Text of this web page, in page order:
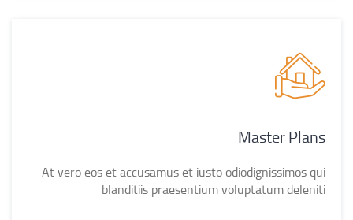
Master Plans
At vero eos et accusamus et iusto odiodignissimos qui
blanditiis praesentium voluptatum deleniti